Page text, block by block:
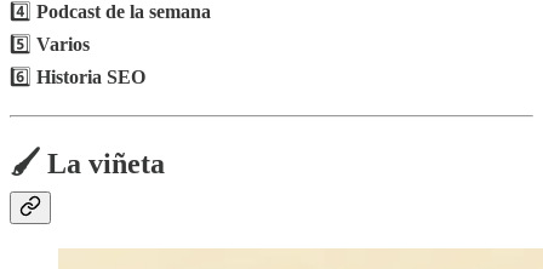
4️⃣ Podcast de la semana
5️⃣ Varios
6️⃣ Historia SEO
🖌️ La viñeta